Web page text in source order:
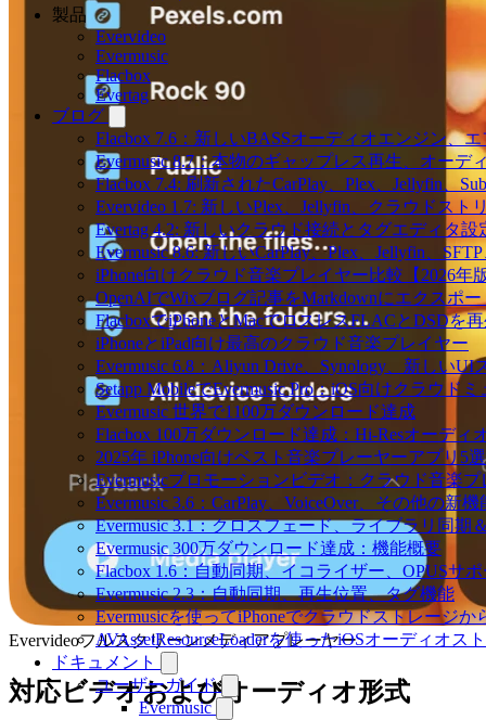
製品
Evervideo
Evermusic
Flacbox
Evertag
ブログ
Flacbox 7.6：新しいBASSオーディオエンジン、
Evermusic 8.7：本物のギャップレス再生、オー
Flacbox 7.4: 刷新されたCarPlay、Plex、Jellyfin、
Evervideo 1.7: 新しいPlex、Jellyfin、クラウドス
Evertag 4.2: 新しいクラウド接続とタグエディタ設
Evermusic 8.6: 新しいCarPlay、Plex、Jellyfin、
iPhone向けクラウド音楽プレイヤー比較【2026年
OpenAIでWixブログ記事をMarkdownにエクスポー
FlacboxでiPhoneとMacでロスレスFLACとDSDを
iPhoneとiPad向け最高のクラウド音楽プレイヤー
Evermusic 6.8：Aliyun Drive、Synology、新しいUI
Setapp MobileでEvermusic Pro：iOS向けクラウド
Evermusic 世界で1100万ダウンロード達成
Flacbox 100万ダウンロード達成：Hi-Resオーディ
2025年 iPhone向けベスト音楽プレーヤーアプリ5選
Evermusicプロモーションビデオ：クラウド音楽
Evermusic 3.6：CarPlay、VoiceOver、その他の新機
Evermusic 3.1：クロスフェード、ライブラリ同期
Evermusic 300万ダウンロード達成：機能概要
Flacbox 1.6：自動同期、イコライザー、OPUSサ
Evermusic 2.3：自動同期、再生位置、タグ機能
Evermusicを使ってiPhoneでクラウドストレージ
AVAssetResourceLoaderを使ったiOSオーディオス
ドキュメント
ユーザーガイド
Evermusic
Evervideoフルスクリーンメディアプレーヤー
対応ビデオおよびオーディオ形式